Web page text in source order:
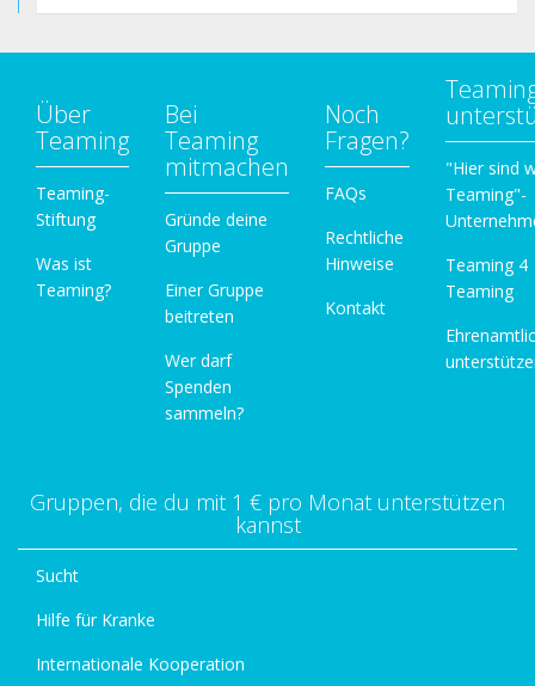
Über
Teaming
Teaming-
Stiftung
Was ist
Teaming?
Bei
Teaming
mitmachen
Gründe deine
Gruppe
Einer Gruppe
beitreten
Wer darf
Spenden
sammeln?
Noch
Fragen?
FAQs
Rechtliche
Hinweise
Kontakt
"Hier sind
Teaming"-
Teaming 4
Teaming
Gruppen, die du mit 1 € pro Monat unterstützen
kannst
Sucht
Hilfe für Kranke
Internationale Kooperation